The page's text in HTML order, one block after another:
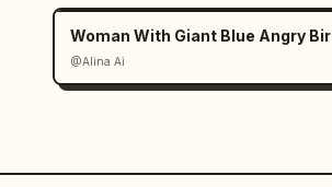
Woman With Giant Blue Angry
@Alina Ai